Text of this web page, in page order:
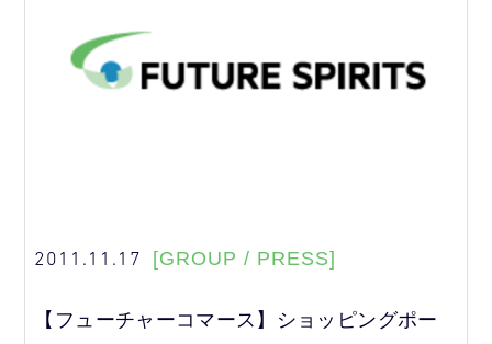
2011.11.17 [GROUP / PRESS]
【フューチャーコマース】ショッピングポー